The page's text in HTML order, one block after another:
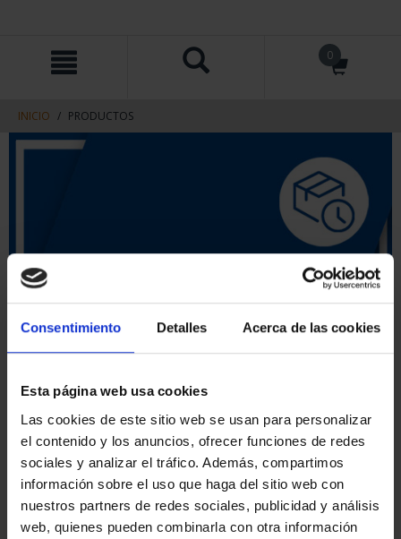
Consentimiento Detalles Acerca de las cookies
Esta página web usa cookies
Las cookies de este sitio web se usan para personalizar
el contenido y los anuncios, ofrecer funciones de redes
sociales y analizar el tráfico. Además, compartimos
información sobre el uso que haga del sitio web con
nuestros partners de redes sociales, publicidad y análisis
web, quienes pueden combinarla con otra información
contenido
men
de
navegacin
INICIO PRODUCTOS
ORDENAR POR: